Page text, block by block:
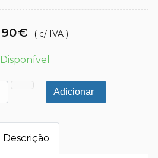
90€ ( c/ IVA )
Disponível
Adicionar
Descrição